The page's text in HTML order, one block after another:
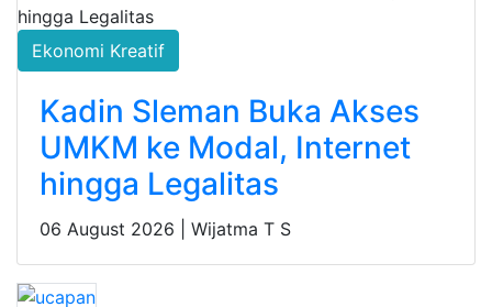
Ekonomi Kreatif
Kadin Sleman Buka Akses
UMKM ke Modal, Internet
hingga Legalitas
06 August 2026 | Wijatma T S